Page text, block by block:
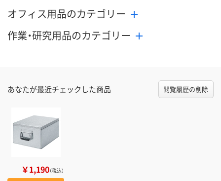
オフィス用品のカテゴリー
作業・研究用品のカテゴリー
あなたが最近チェックした商品 閲覧履歴の削除
￥1,190（税込）